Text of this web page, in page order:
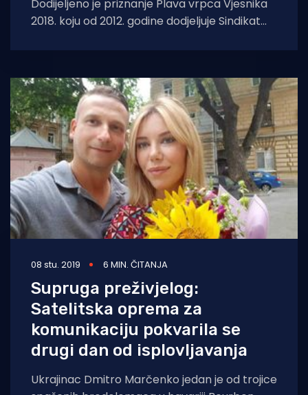
Dodijeljeno je priznanje Plava vrpca Vjesnika
2018. koju od 2012. godine dodjeljuje Sindikat
je
08 stu. 2019 6 MIN. ČITANJA
Supruga preživjelog:
Satelitska oprema za
komunikaciju pokvarila se
drugi dan od isplovljavanja
Ukrajinac Dmitro Marčenko jedan je od trojice